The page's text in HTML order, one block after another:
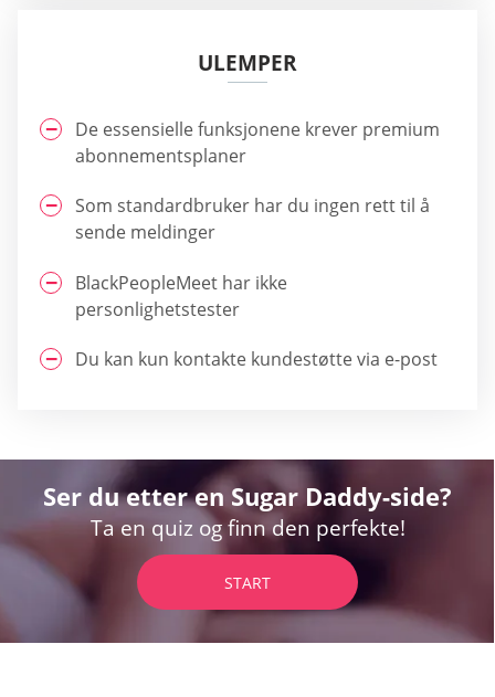
ULEMPER
De essensielle funksjonene krever premium
abonnementsplaner
Som standardbruker har du ingen rett til å
sende meldinger
BlackPeopleMeet har ikke
personlighetstester
Du kan kun kontakte kundestøtte via e-post
Ser du etter en Sugar Daddy-side?
Ta en quiz og finn den perfekte!
START